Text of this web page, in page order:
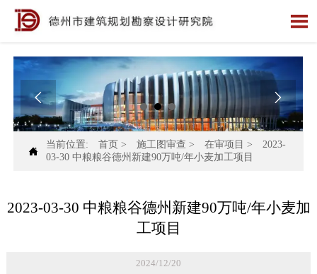

 

当前位置: 首页 > 施工图审查 > 在审项目 >
2023-
03-30 中粮粮谷德州新建90万吨/年小麦加工项目
2023-03-30 中粮粮谷德州新建90万吨/年小麦加
工项目
2024/12/20